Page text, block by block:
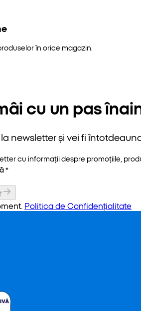
în orice magazin.
cu un pas
newsletter și vei fi
cu informații despre promoțiile,
*
Politica de Confidențialitate